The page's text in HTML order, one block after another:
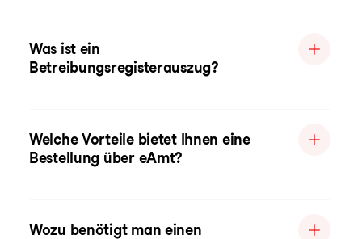
Was ist ein
Betreibungsregisterauszug?
Welche Vorteile bietet Ihnen eine
Bestellung über eAmt?
Wozu benötigt man einen